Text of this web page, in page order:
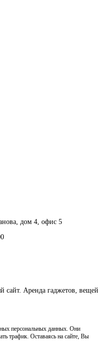
дом 4, офис 5
сайт. Аренда гаджетов, вещей
персональных данных. Они
трафик. Оставаясь на сайте, Вы